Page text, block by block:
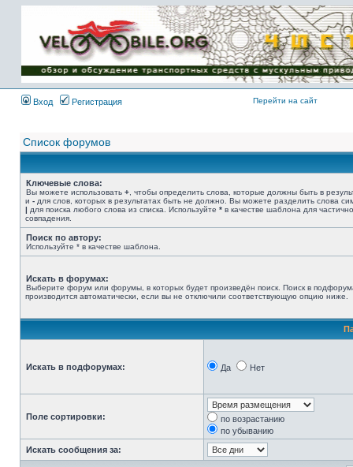
Имя пользователя:
Пароль:
{ LOG_ME_IN_SHORT
}
Вход
Регистрация Перейти на сайт
Список форумов
Ключевые слова:
Вы можете использовать + , чтобы определить слова, которые должны быть в
и - для слов, которых в результатах быть не должно. Вы можете разделить слова
| для поиска любого слова из списка. Используйте * в качестве шаблона для
совпадения.
Поиск по автору:
Используйте * в качестве шаблона.
Искать в форумах:
Выберите форум или форумы, в которых будет произведён поиск. Поиск в
производится автоматически, если вы не отключили соответствующую опцию ниже.
Искать в подфорумах: Да Нет
Поле сортировки:
по возрастанию
по убыванию
Искать сообщения за: